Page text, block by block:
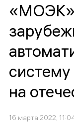
«МОЭК»
систему
на
16 марта 2022,